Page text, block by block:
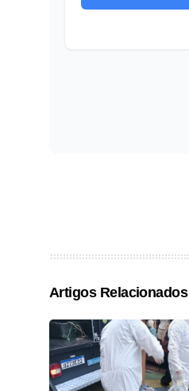
Artigos Relacionados